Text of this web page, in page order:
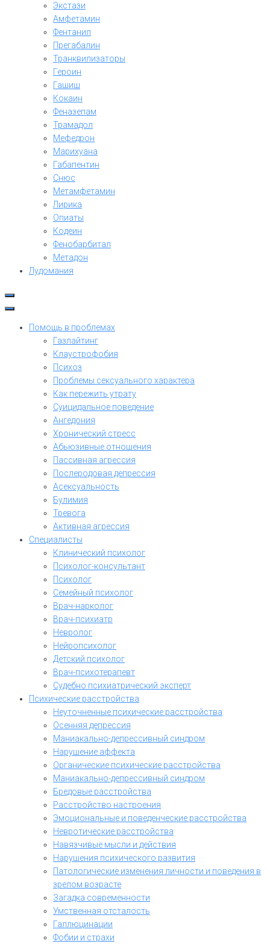
Экстази
Амфетамин
Фентанил
Прегабалин
Транквилизаторы
Героин
Гашиш
Кокаин
Феназепам
Трамадол
Мефедрон
Марихуана
Габапентин
Снюс
Метамфетамин
Лирика
Опиаты
Кодеин
Фенобарбитал
Метадон
Лудомания
Помощь в проблемах
Газлайтинг
Клаустрофобия
Психоз
Проблемы сексуального характера
Как пережить утрату
Суицидальное поведение
Ангедония
Хронический стресс
Абьюзивные отношения
Пассивная агрессия
Послеродовая депрессия
Асексуальность
Булимия
Тревога
Активная агрессия
Специалисты
Клинический психолог
Психолог-консультант
Психолог
Семейный психолог
Врач-нарколог
Врач-психиатр
Невролог
Нейропсихолог
Детский психолог
Врач-психотерапевт
Судебно психиатрический эксперт
Психические расстройства
Неуточненные психические расстройства
Осенняя депрессия
Маниакально-депрессивный синдром
Нарушение аффекта
Органические психические расстройства
Маниакально-депрессивный синдром
Бредовые расстройства
Расстройство настроения
Эмоциональные и поведенческие расстройства
Невротические расстройства
Навязчивые мысли и действия
Нарушения психического развития
Патологические изменения личности и поведения в
зрелом возрасте
Загадка современности
Умственная отсталость
Галлюцинации
Фобии и страхи